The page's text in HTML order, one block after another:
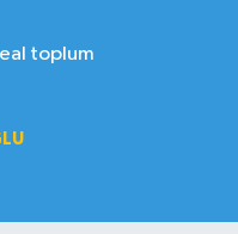
toplum